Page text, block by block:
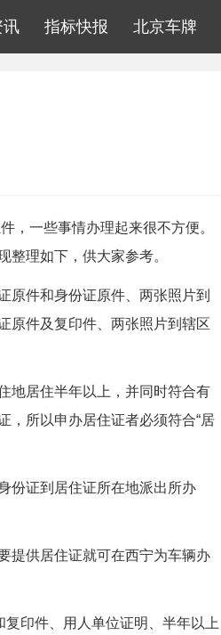
讯 指标快报 北京车牌
一些事情办理起来很不方便。
理如下，供大家参考。
件和身份证原件、两张照片到
原件及复印件、两张照片到辖区
居住半年以上，并同时符合有
，所以申办居住证者必须符合“居
证到居住证所在地派出所办
供居住证就可在西宁为车辆办
印件、用人单位证明、半年以上